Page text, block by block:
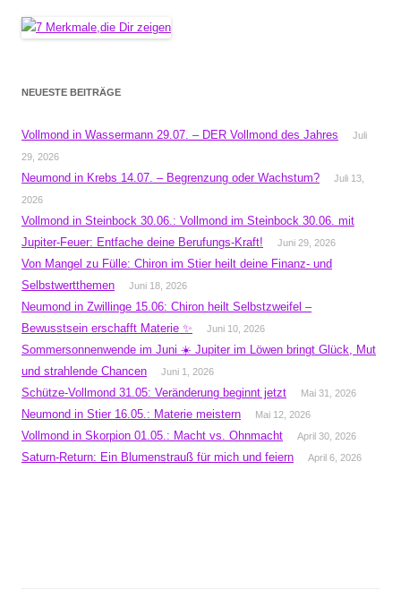
NEUESTE BEITRÄGE
Vollmond in Wassermann 29.07. – DER Vollmond des Jahres
Juli
29, 2026
Neumond in Krebs 14.07. – Begrenzung oder Wachstum?
Juli 13,
2026
Vollmond in Steinbock 30.06.: Vollmond im Steinbock 30.06. mit
Jupiter-Feuer: Entfache deine Berufungs-Kraft!
Juni 29, 2026
Von Mangel zu Fülle: Chiron im Stier heilt deine Finanz- und
Selbstwertthemen
Juni 18, 2026
Neumond in Zwillinge 15.06: Chiron heilt Selbstzweifel –
Bewusstsein erschafft Materie ✨
Juni 10, 2026
Sommersonnenwende im Juni ☀️ Jupiter im Löwen bringt Glück, Mut
und strahlende Chancen
Juni 1, 2026
Schütze-Vollmond 31.05: Veränderung beginnt jetzt Mai 31, 2026
Neumond in Stier 16.05.: Materie meistern Mai 12, 2026
Vollmond in Skorpion 01.05.: Macht vs. Ohnmacht April 30, 2026
Saturn-Return: Ein Blumenstrauß für mich und feiern April 6, 2026